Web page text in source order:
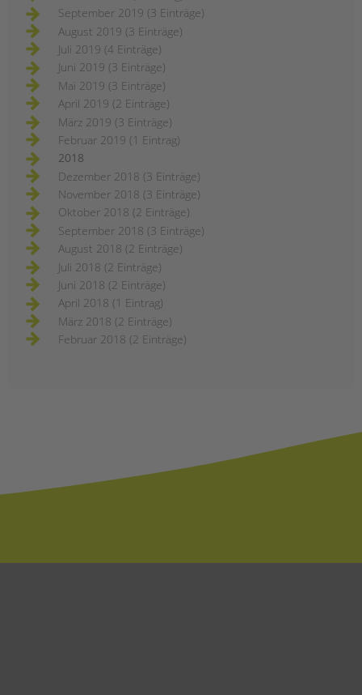
September 2019 (3 Einträge)
August 2019 (3 Einträge)
Juli 2019 (4 Einträge)
Juni 2019 (3 Einträge)
Mai 2019 (3 Einträge)
April 2019 (2 Einträge)
März 2019 (3 Einträge)
Februar 2019 (1 Eintrag)
2018
Dezember 2018 (3 Einträge)
November 2018 (3 Einträge)
Oktober 2018 (2 Einträge)
September 2018 (3 Einträge)
August 2018 (2 Einträge)
Juli 2018 (2 Einträge)
Juni 2018 (2 Einträge)
April 2018 (1 Eintrag)
März 2018 (2 Einträge)
Februar 2018 (2 Einträge)